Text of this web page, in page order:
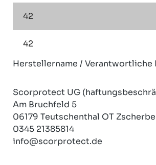
42
42
Herstellername / Verantwortliche
Scorprotect UG
Am Bruchfeld 5
06179 Teutschenthal OT
0345 21385814
info@scorprotect.de